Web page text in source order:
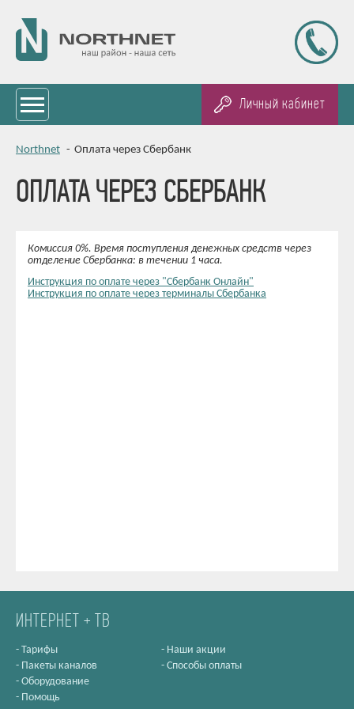
Личный кабинет
Northnet - Оплата через Сбербанк
ОПЛАТА ЧЕРЕЗ СБЕРБАНК
Комиссия 0%. Время поступления денежных средств через
отделение Сбербанка: в течении 1 часа.
Инструкция по оплате через "Сбербанк Онлайн"
Инструкция по оплате через терминалы Сбербанка
ИНТЕРНЕТ + ТВ
-
Тарифы
-
Пакеты каналов
- Оборудование
-
Помощь
- Наши акции
- Способы оплаты